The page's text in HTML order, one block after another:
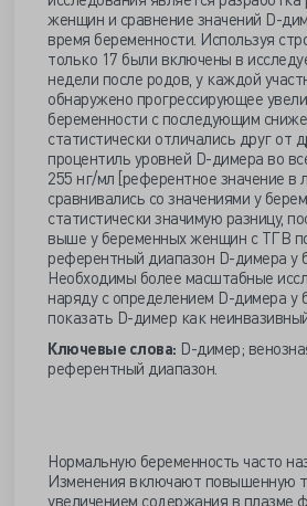
женщин и сравнение значений D-
время беременности. Используя
только 17 были включены в
недели после родов, у каждой
обнаружено прогрессирующее
беременности с последующим
статистически отличались друг от
процентиль уровней D-димера во
255 нг/мл [референтное значение в
сравнивались со значениями у
статистически значимую разницу,
выше у беременных женщин с ТГВ
референтный диапазон D-димера у
Необходимы более масштабные
наряду с определением D-димера
показать D-димер как
Ключевые слова: D-димер;
референтный диапазон.
Нормальную беременность часто
Изменения включают повышенную
увеличением содержания в плазме